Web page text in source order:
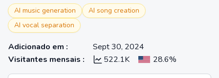
AI music generation
AI song creation
AI vocal separation
Adicionado em :
Sept 30, 2024
Visitantes mensais : 522.1K 28.6%